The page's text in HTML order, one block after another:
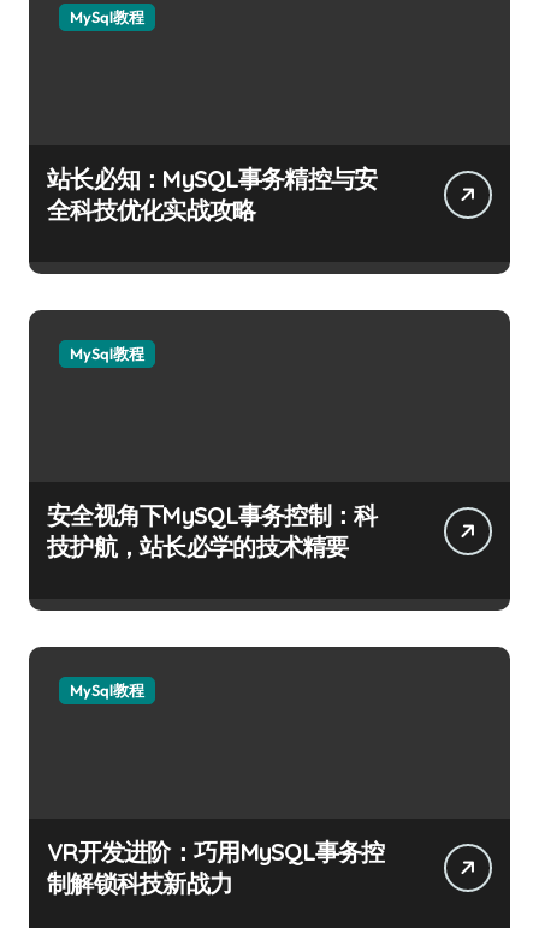
MySql教程
站长必知：MySQL事务精控与安
全科技优化实战攻略
MySql教程
安全视角下MySQL事务控制：科
技护航，站长必学的技术精要
MySql教程
VR开发进阶：巧用MySQL事务控
制解锁科技新战力